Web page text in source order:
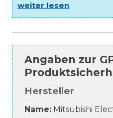
weiter lesen
Angaben zur
Hersteller
Name: Mitsubishi